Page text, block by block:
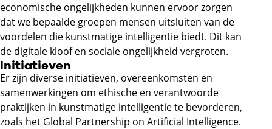
economische ongelijkheden kunnen ervoor zorgen
dat we bepaalde groepen mensen uitsluiten van de
voordelen die kunstmatige intelligentie biedt. Dit kan
de digitale kloof en sociale ongelijkheid vergroten.
Initiatieven
Er zijn diverse initiatieven, overeenkomsten en
samenwerkingen om ethische en verantwoorde
praktijken in kunstmatige intelligentie te bevorderen,
zoals het Global Partnership on Artificial Intelligence.